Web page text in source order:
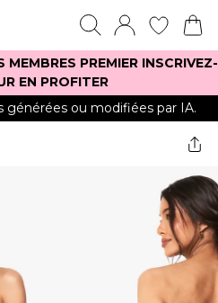
PREMIER INSCRIVEZ-
EN PROFITER
générées ou modifiées par IA.